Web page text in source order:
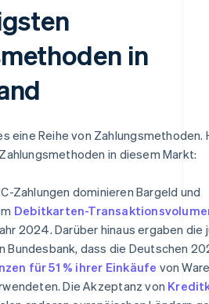
in
eine Reihe von Zahlungsmethoden.
in diesem Markt:
Zahlungen dominieren Bargeld und
Debitkarten-
2024. Darüber hinaus ergaben die
Bundesbank, dass die Deutschen
für 51 % ihrer Einkäufe von
Die Akzeptanz von